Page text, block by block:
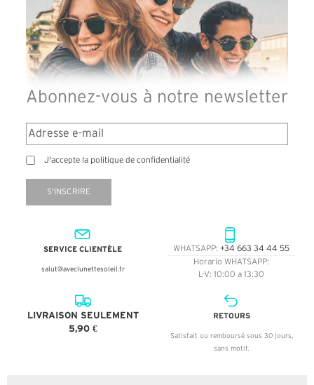
Abonnez-vous à notre newsletter
J'accepte la politique de confidentialité
S'INSCRIRE
SERVICE CLIENTÈLE
salut@aveclunettesoleil.fr
WHATSAPP: +34 663 34 44 55
Horario WHATSAPP:
L-V: 10:00 a 13:30
LIVRAISON SEULEMENT
5,90 €
RETOURS
Satisfait ou remboursé sous 30 jours,
sans motif.